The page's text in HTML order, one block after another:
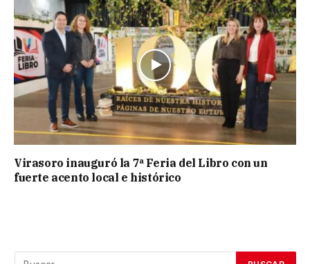
Virasoro inauguró la 7ª Feria del Libro con un
fuerte acento local e histórico